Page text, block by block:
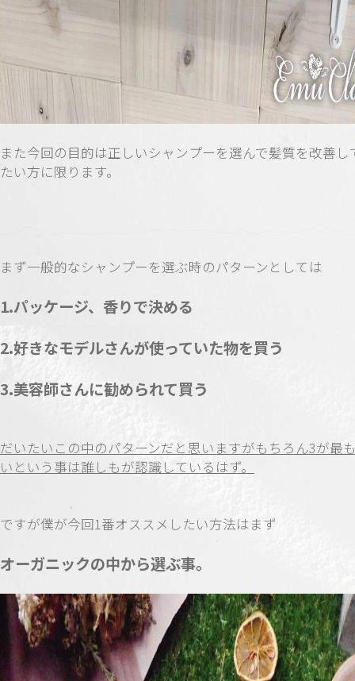
また今回の目的は正しいシャンプーを選んで髪質を改善し
たい方に限ります。
まず一般的なシャンプーを選ぶ時のパターンとしては
1.パッケージ、香りで決める
2.好きなモデルさんが使っていた物を買う
3.美容師さんに勧められて買う
だいたいこの中のパターンだと思いますがもちろん3が最
いという事は誰しもが認識しているはず。
ですが僕が今回1番オススメしたい方法はまず
オーガニックの中から選ぶ事。